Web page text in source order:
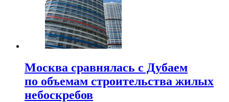
Москва сравнялась с Дубаем
по объемам строительства жилых
небоскребов